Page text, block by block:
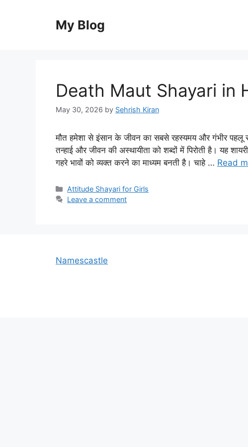
My Blog
Death Maut Shayari in
May 30, 2026 by Sehrish Kiran
मौत हमेशा से इंसान के जीवन का सबसे रहस्यमय और गंभीर
तन्हाई और जीवन की अस्थायीता को शब्दों में पिरोती है। यह
गहरे भावों को व्यक्त करने का माध्यम बनती है। चाहे … Read
Categories
Attitude Shayari for Girls
Leave a comment
Namescastle